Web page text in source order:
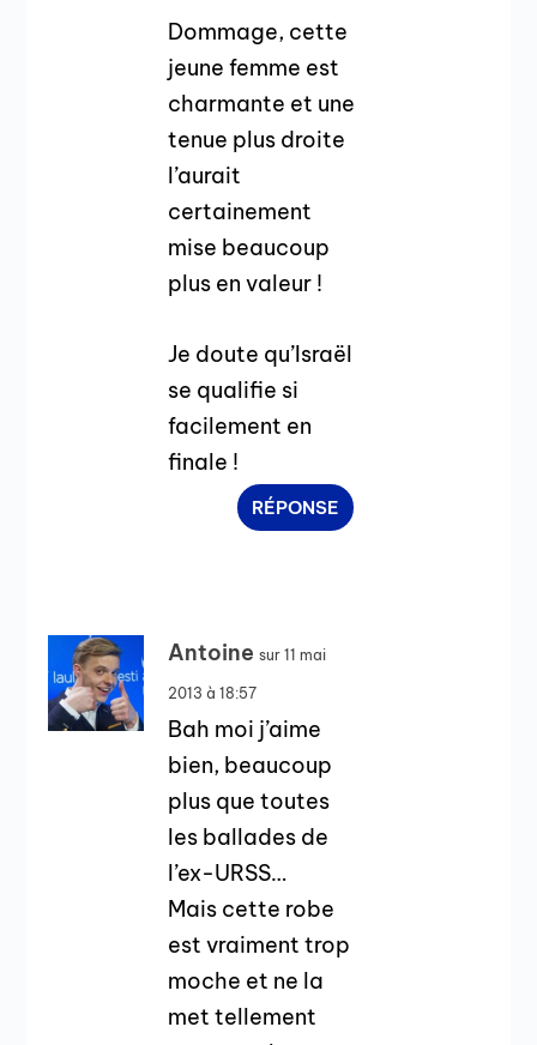
Dommage, cette
jeune femme est
charmante et une
tenue plus droite
l’aurait
certainement
mise beaucoup
plus en valeur !
Je doute qu’Israël
se qualifie si
facilement en
finale !
RÉPONSE
Antoine sur 11 mai
2013 à 18:57
Bah moi j’aime
bien, beaucoup
plus que toutes
les ballades de
l’ex-URSS…
Mais cette robe
est vraiment trop
moche et ne la
met tellement